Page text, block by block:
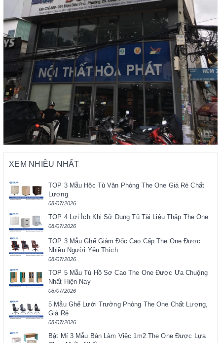
XEM NHIỀU NHẤT
TOP 3 Mẫu Hộc Tủ Văn Phòng The One Giá Rẻ Chất
Lượng
08/07/2026
TOP 4 Lợi Ích Khi Sử Dụng Tủ Tài Liệu Thấp The One
08/07/2026
TOP 3 Mẫu Ghế Giám Đốc Cao Cấp The One Được
Nhiều Người Yêu Thích
08/07/2026
TOP 5 Mẫu Tủ Hồ Sơ Cao The One Được Ưa Chuộng
Nhất Hiện Nay
08/07/2026
5 Mẫu Ghế Lưới Trưởng Phòng The One Chất Lượng,
Giá Rẻ
08/07/2026
Bật Mí 3 Mẫu Bàn Làm Việc 1m2 The One Được Lựa